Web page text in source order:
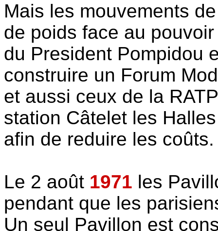
Mais les mouvements
de poids face au pouvoir
du President Pompidou
construire un Forum
et aussi ceux de la
station Câtelet les
afin de reduire les coûts.
Le 2 août 1971 les
pendant que les
Un seul Pavillon est